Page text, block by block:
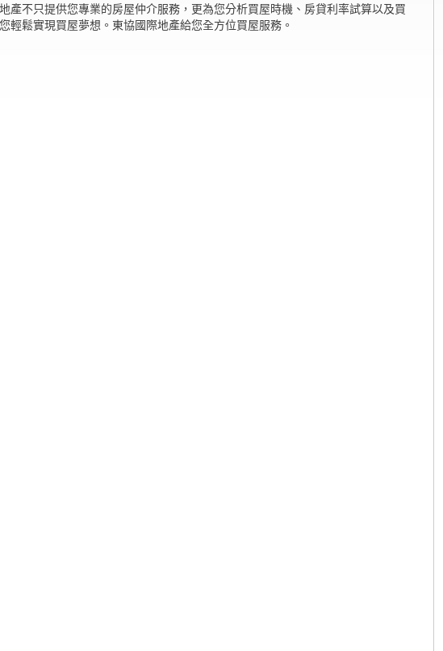
產不只提供您專業的房屋仲介服務，更為您分析買屋時機、房貸利率試算以及買
輕鬆實現買屋夢想。東協國際地產給您全方位買屋服務。